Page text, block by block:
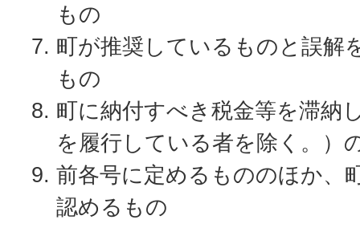
もの
町が推奨しているものと誤解
もの
町に納付すべき税金等を滞納
を履行している者を除く。）
前各号に定めるもののほか、
認めるもの